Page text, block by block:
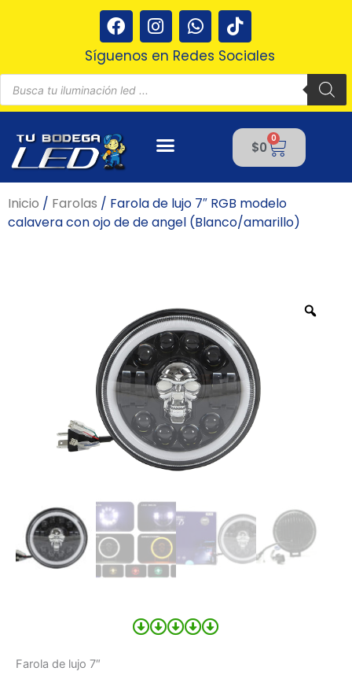
F
a
c
e
b
o
k
I
n
s
t
g
a
W
h
a
t
a
T
i
k
t
k
Síguenos en Redes Sociales
Búsqueda
productos
$0
0
Cart
Inicio / Farolas / Farola de lujo 7″ RGB modelo
calavera con ojo de de angel (Blanco/amarillo)
Farola de lujo 7″